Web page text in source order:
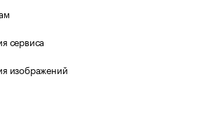
сервиса
изображений